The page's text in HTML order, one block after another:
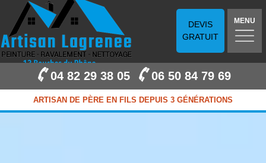
DEVIS
GRATUIT
MENU
04 82 29 38 05 06 50 84 79 69
ARTISAN DE PÈRE EN FILS DEPUIS 3 GÉNÉRATIONS